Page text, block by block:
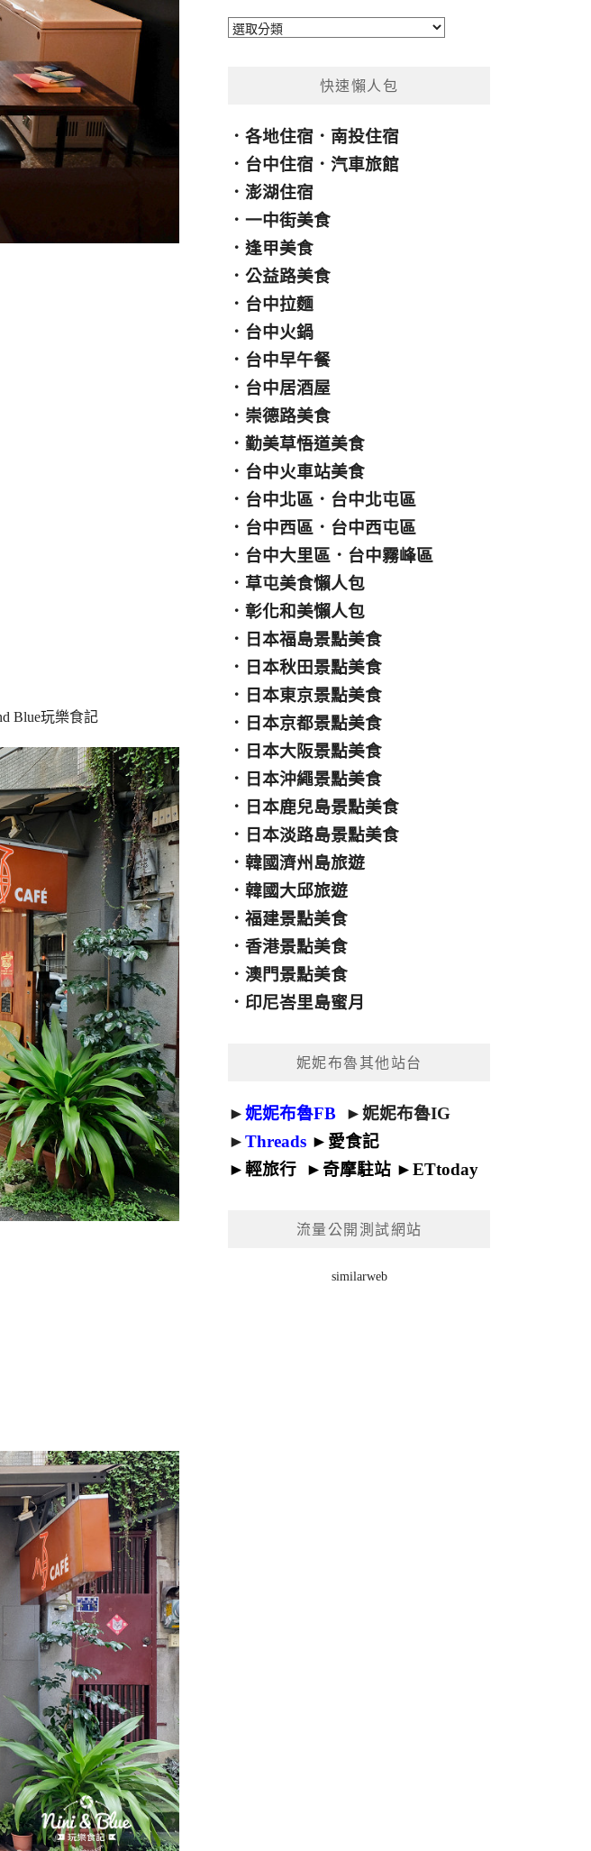
Blue玩樂食記
分
快速懶人包
．各地住宿 ． 南投住宿
． 台中住宿 ．汽車旅館
．澎湖住宿
．一中街美食
．逢甲美食
．公益路美食
． 台中拉麵
． 台中火鍋
． 台中早午餐
． 台中居酒屋
． 崇德路美食
．勤美草悟道美食
． 台中火車站美食
． 台中北區 ． 台中北屯區
． 台中西區 ． 台中西屯區
． 台中大里區 ． 台中霧峰區
． 草屯美食懶人包
．彰化和美懶人包
． 日本福島景點美食
． 日本秋田景點美食
． 日本東京景點美食
． 日本京都景點美食
． 日本大阪景點美食
． 日本沖繩景點美食
． 日本鹿兒島景點美食
． 日本淡路島景點美食
．韓國濟州島旅遊
．韓國大邱旅遊
．福建景點美食
．香港景點美食
．澳門景點美食
． 印尼峇里島蜜月
妮妮布魯其他站台
►妮妮布魯FB ►妮妮布魯IG
►Threads ► 愛食記
►輕旅行 ► 奇摩駐站 ►ETtoday
流量公開測試網站
similarweb